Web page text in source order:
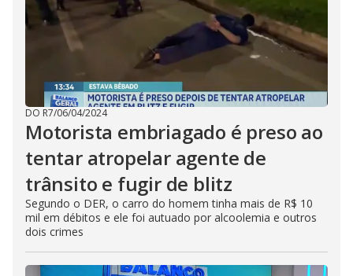
DO R7/06/04/2024
Motorista embriagado é preso ao
tentar atropelar agente de
trânsito e fugir de blitz
Segundo o DER, o carro do homem tinha mais de R$ 10
mil em débitos e ele foi autuado por alcoolemia e outros
dois crimes